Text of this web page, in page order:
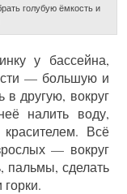
голубую ёмкость и
у бассейна,
— большую и
в другую, вокруг
налить воду,
Всё
— вокруг
пальмы, сделать